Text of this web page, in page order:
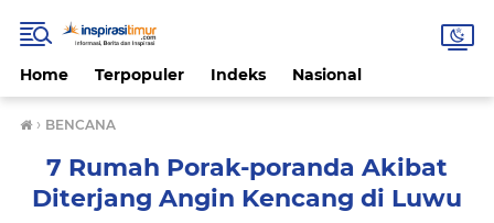
Home Terpopuler Indeks Nasional
› BENCANA
7 Rumah Porak-poranda Akibat
Diterjang Angin Kencang di Luwu